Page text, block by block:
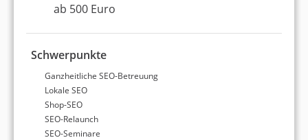
ab 500 Euro
Schwerpunkte
Ganzheitliche SEO-Betreuung
Lokale SEO
Shop-SEO
SEO-Relaunch
SEO-Seminare